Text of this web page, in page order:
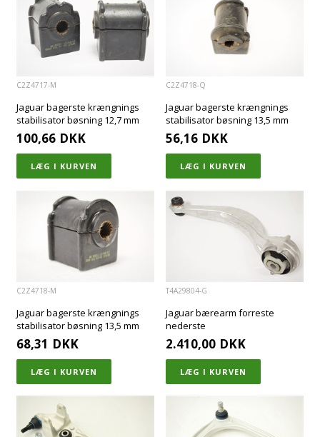
C2Z4717-M
Jaguar bagerste krængnings
stabilisator bøsning 12,7 mm
100,66 DKK
C2Z4718-Q
Jaguar bagerste krængnings
stabilisator bøsning 13,5 mm
56,16 DKK
C2Z4718-M
Jaguar bagerste krængnings
stabilisator bøsning 13,5 mm
68,31 DKK
T4A29804-G
Jaguar bærearm forreste
nederste
2.410,00 DKK